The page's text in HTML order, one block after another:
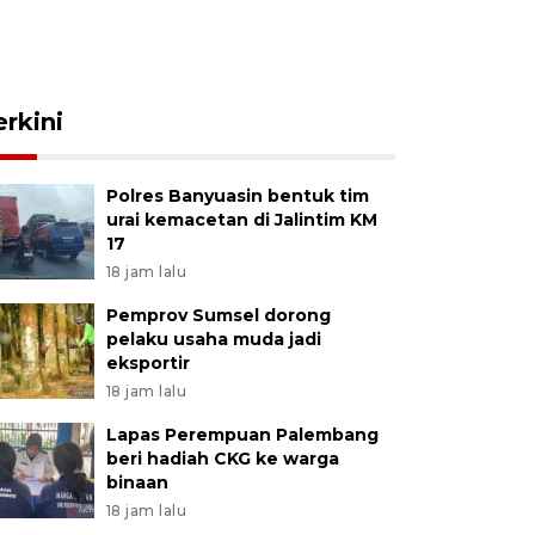
Polres Banyuasin bentuk tim
urai kemacetan di Jalintim KM
17
18 jam lalu
Pemprov Sumsel dorong
pelaku usaha muda jadi
eksportir
18 jam lalu
Lapas Perempuan Palembang
beri hadiah CKG ke warga
binaan
18 jam lalu